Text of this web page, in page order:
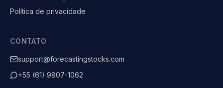
Política de privacidade
CONTATO
support@forecastingstocks.com
+55 (61) 9807-1062